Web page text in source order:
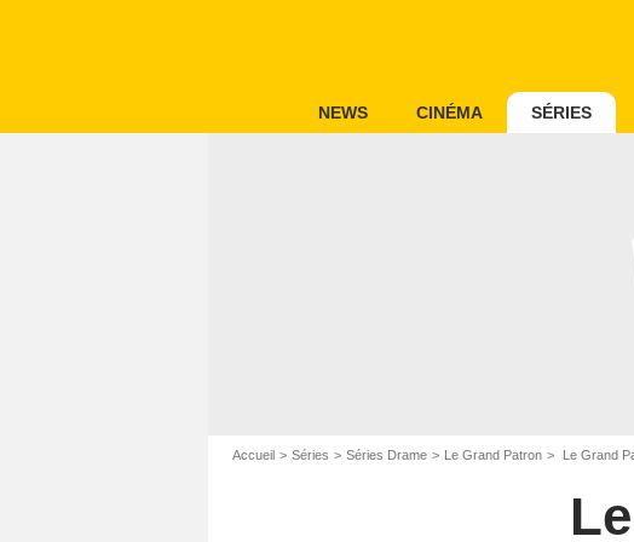
NEWS CINÉMA SÉRIES
Accueil Séries Séries Drame Le Grand Patron Le Grand